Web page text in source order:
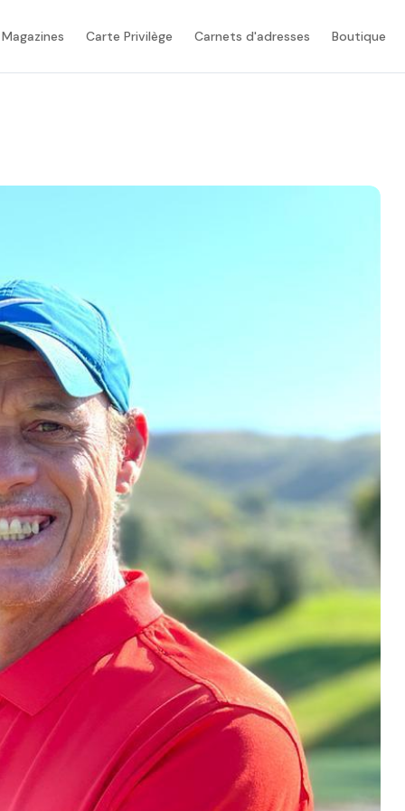
Carte Privilège Carnets d'adresses Boutique